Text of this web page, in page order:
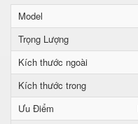
Model
Trọng Lượng
Kích thước ngoài
Kích thước trong
Ưu Điểm